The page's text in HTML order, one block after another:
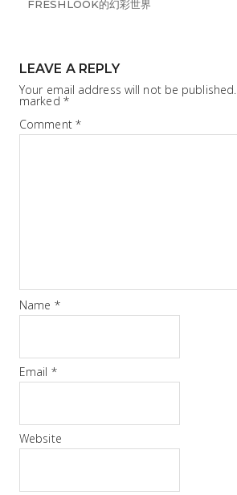
FRESHLOOK的幻彩世界
LEAVE A REPLY
Your email address will not be published.
marked *
Comment *
Name *
Email *
Website